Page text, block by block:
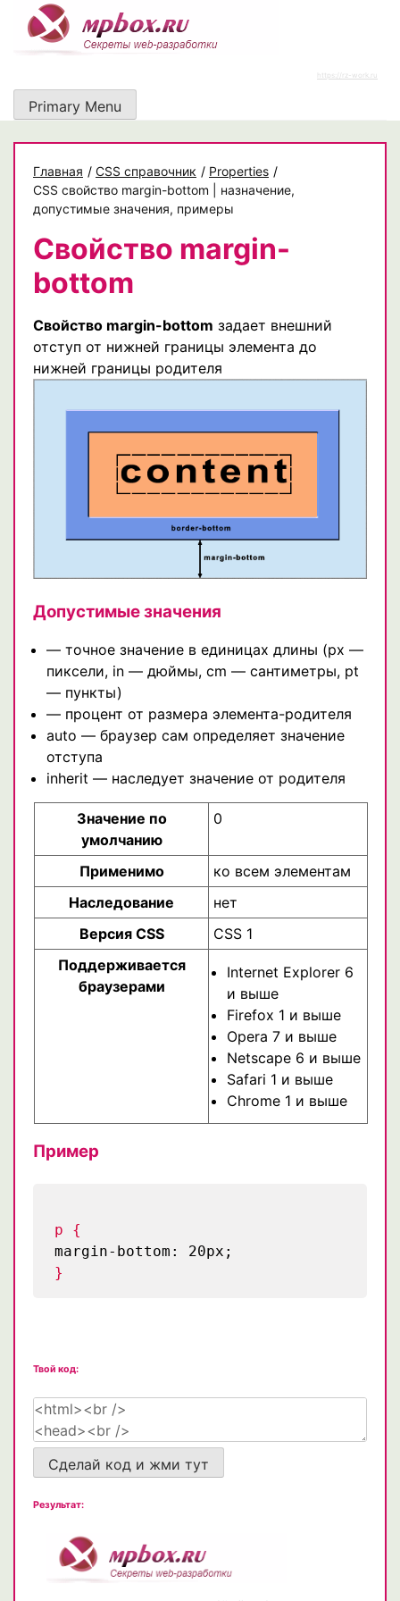
content
https://rz-work.ru
Primary Menu
Главная / CSS справочник / Properties /
CSS свойство margin-bottom | назначение,
допустимые значения, примеры
Свойство margin-
bottom
Свойство margin-bottom задает внешний
отступ от нижней границы элемента до
нижней границы родителя
Допустимые значения
— точное значение в единицах длины (px —
пиксели, in — дюймы, cm — сантиметры, pt
— пункты)
— процент от размера элемента-родителя
auto — браузер сам определяет значение
отступа
inherit — наследует значение от родителя
Значение по
умолчанию
0
Применимо
ко всем элементам
Наследование
нет
Версия CSS
CSS 1
Поддерживается
браузерами
Internet Explorer 6
и выше
Firefox 1 и выше
Opera 7 и выше
Netscape 6 и выше
Safari 1 и выше
Chrome 1 и выше
Пример
p {
margin-bottom: 20px;
}
Твой код:
Сделай код и жми тут
Результат: